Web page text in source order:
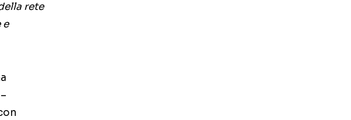
rete
e